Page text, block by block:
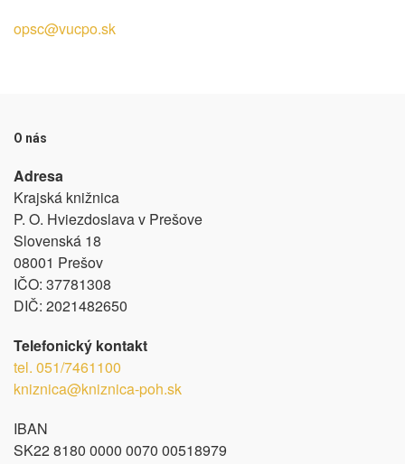
opsc@vucpo.sk
O nás
Adresa
Krajská knižnica
P. O. Hviezdoslava v Prešove
Slovenská 18
08001 Prešov
IČO: 37781308
DIČ: 2021482650
Telefonický kontakt
tel. 051/7461100
kniznica@kniznica-poh.sk
IBAN
SK22 8180 0000 0070 00518979